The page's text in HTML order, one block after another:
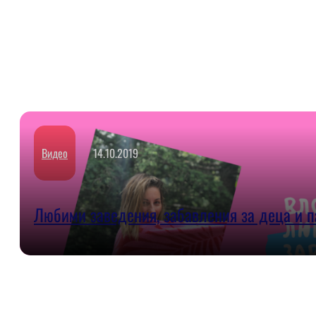
Видео 14.10.2019
Любими заведения, забавления за деца и